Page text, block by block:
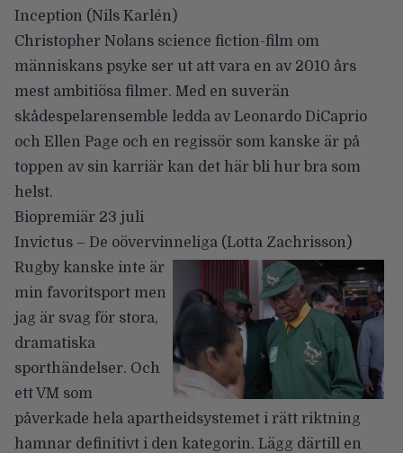
Inception (Nils Karlén)
Christopher Nolans science fiction-film om
människans psyke ser ut att vara en av 2010 års
mest ambitiösa filmer. Med en suverän
skådespelarensemble ledda av Leonardo DiCaprio
och Ellen Page och en regissör som kanske är på
toppen av sin karriär kan det här bli hur bra som
helst.
Biopremiär 23 juli
Invictus – De oövervinneliga (Lotta Zachrisson)
Rugby kanske inte är
min favoritsport men
jag är svag för stora,
dramatiska
sporthändelser. Och
ett VM som
påverkade hela apartheidsystemet i rätt riktning
hamnar definitivt i den kategorin. Lägg därtill en